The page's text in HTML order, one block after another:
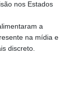
nos Estados
a
na mídia e
discreto.